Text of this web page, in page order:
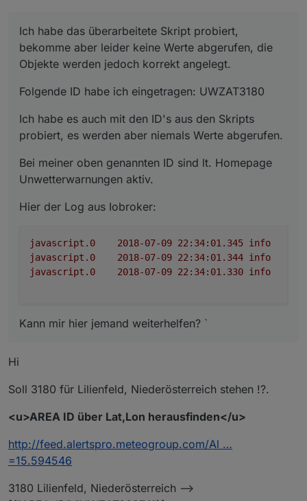
Ich habe das überarbeitete Skript probiert,
bekomme aber leider keine Werte abgerufen, die
Objekte werden jedoch korrekt angelegt.
Folgende ID habe ich eingetragen: UWZAT3180
Ich habe es auch mit den ID's aus den Skripts
probiert, es werden aber niemals Werte abgerufen.
Bei meiner oben genannten ID sind lt. Homepage
Unwetterwarnungen aktiv.
Hier der Log aus Iobroker:
javascript.0 info
javascript.0
info
javascript.0
info
Kann mir hier jemand weiterhelfen? `
Hi
Soll 3180 für Lilienfeld, Niederösterreich stehen !?.
<u>AREA ID über Lat,Lon herausfinden</u>
http://feed.alertspro.meteogroup.com/Al …
=15.594546
3180 Lilienfeld, Niederösterreich -->